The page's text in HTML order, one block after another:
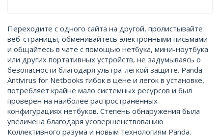
Переходите с одного сайта на другой, пролистывайте
веб-страницы, обменивайтесь электронными письмами
и общайтесь в чате с помощью нетбука, мини-ноутбука
или других портативных устройств, не задумываясь о
безопасности благодаря ультра-легкой защите. Panda
Antivirus for Netbooks гибок в цене и легок в установке,
потребляет крайне мало системных ресурсов и был
проверен на наиболее распространенных
конфигурациях нетбуков. Степень обнаружения была
увеличена благодаря усовершенствованию
Коллективного разума и новым технологиям Panda.